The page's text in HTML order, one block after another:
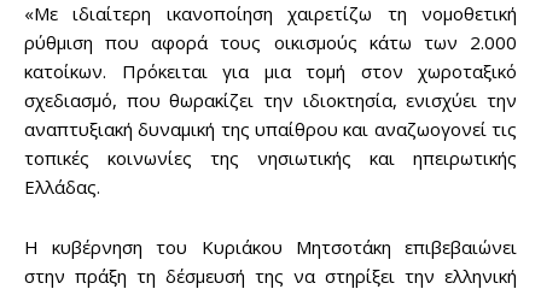
«Με ιδιαίτερη ικανοποίηση χαιρετίζω τη νομοθετική
ρύθμιση που αφορά τους οικισμούς κάτω των 2.000
κατοίκων. Πρόκειται για μια τομή στον χωροταξικό
σχεδιασμό, που θωρακίζει την ιδιοκτησία, ενισχύει την
αναπτυξιακή δυναμική της υπαίθρου και αναζωογονεί τις
τοπικές κοινωνίες της νησιωτικής και ηπειρωτικής
Ελλάδας.
Η κυβέρνηση του Κυριάκου Μητσοτάκη επιβεβαιώνει
στην πράξη τη δέσμευσή της να στηρίξει την ελληνική